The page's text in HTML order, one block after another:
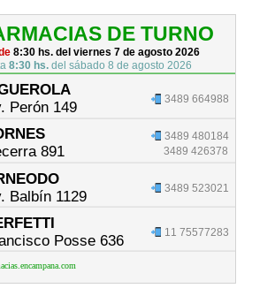
DE TURNO
8:30 hs. del viernes 7 de agosto 2026
8:30 hs. del sábado 8 de agosto 2026
Perón 149
3489 664988
891
3489 480184
3489 426378
Balbín 1129
3489 523021
Posse 636
11 75577283